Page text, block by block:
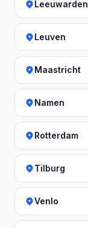
Leeuwarden
Leuven
Maastricht
Namen
Rotterdam
Tilburg
Venlo